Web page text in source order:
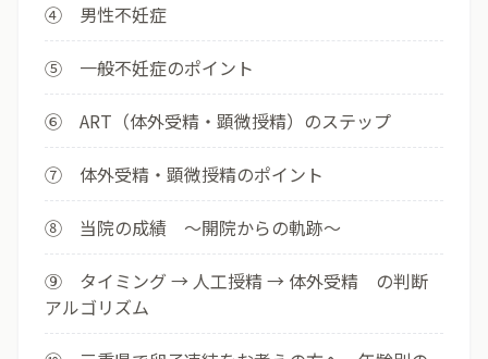
④ 男性不妊症
⑤ 一般不妊症のポイント
⑥ ART（体外受精・顕微授精）のステップ
⑦ 体外受精・顕微授精のポイント
⑧ 当院の成績 ～開院からの軌跡～
⑨ タイミング → 人工授精 → 体外受精 の判断
アルゴリズム